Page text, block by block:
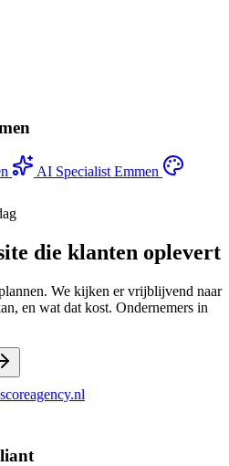
AI Specialist Emmen
die klanten oplevert
We kijken er vrijblijvend naar
en wat dat kost. Ondernemers in